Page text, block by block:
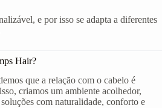
e por isso se adapta a diferentes
Hair?
que a relação com o cabelo é
criamos um ambiente acolhedor,
com naturalidade, conforto e